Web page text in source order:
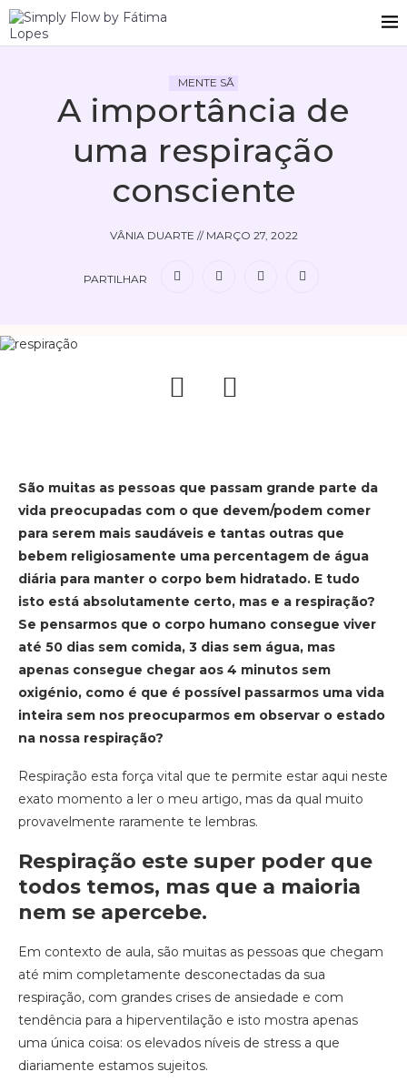
MENTE SÃ
A importância de
uma respiração
consciente
VÂNIA DUARTE // MARÇO 27, 2022
PARTILHAR
São muitas as pessoas que passam grande parte da
vida preocupadas com o que devem/podem comer
para serem mais saudáveis e tantas outras que
bebem religiosamente uma percentagem de água
diária para manter o corpo bem hidratado. E tudo
isto está absolutamente certo, mas e a respiração?
Se pensarmos que o corpo humano consegue viver
até 50 dias sem comida, 3 dias sem água, mas
apenas consegue chegar aos 4 minutos sem
oxigénio, como é que é possível passarmos uma vida
inteira sem nos preocuparmos em observar o estado
na nossa respiração?
Respiração esta força vital que te permite estar aqui neste
exato momento a ler o meu artigo, mas da qual muito
provavelmente raramente te lembras.
Respiração este super poder que
todos temos, mas que a maioria
nem se apercebe.
Em contexto de aula, são muitas as pessoas que chegam
até mim completamente desconectadas da sua
respiração, com grandes crises de ansiedade e com
tendência para a hiperventilação e isto mostra apenas
uma única coisa: os elevados níveis de stress a que
diariamente estamos sujeitos.